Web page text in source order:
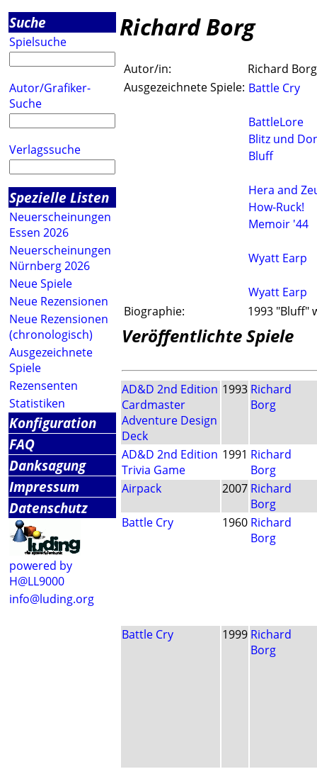
Suche
Spielsuche
Autor/Grafiker-
Suche
Verlagssuche
Spezielle Listen
Neuerscheinungen
Essen 2026
Neuerscheinungen
Nürnberg 2026
Neue Spiele
Neue Rezensionen
Neue Rezensionen
(chronologisch)
Ausgezeichnete
Spiele
Rezensenten
Statistiken
Konfiguration
FAQ
Danksagung
Impressum
Datenschutz
powered by
H@LL9000
info@luding.org
Richard Borg
Autor/in:
Richard Borg
Ausgezeichnete Spiele: Battle Cry
BattleLore
Blitz und
Bluff
Hera and
How-Ruck!
Memoir '44
Wyatt Earp
Wyatt Earp
Biographie:
1993 "Bluff"
Veröffentlichte Spiele
AD&D 2nd Edition
Cardmaster
Adventure Design
Deck
1993 Richard
Borg
AD&D 2nd Edition
Trivia Game
1991 Richard
Borg
Airpack
2007 Richard
Borg
Battle Cry
1960 Richard
Borg
Battle Cry 1999 Richard
Borg